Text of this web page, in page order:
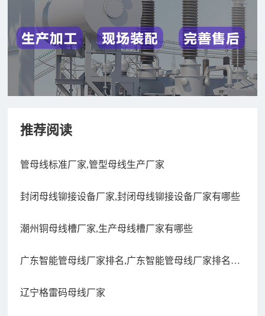
推荐阅读
管母线标准厂家,管型母线生产厂家
封闭母线铆接设备厂家,封闭母线铆接设备厂家有哪些
潮州铜母线槽厂家,生产母线槽厂家有哪些
广东智能管母线厂家排名,广东智能管母线厂家排名第
辽宁格雷码母线厂家